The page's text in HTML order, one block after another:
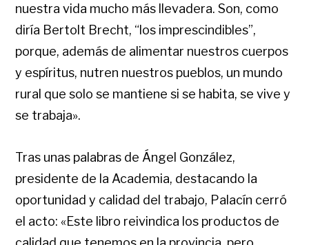
nuestra vida mucho más llevadera. Son, como
diría Bertolt Brecht, “los imprescindibles”,
porque, además de alimentar nuestros cuerpos
y espíritus, nutren nuestros pueblos, un mundo
rural que solo se mantiene si se habita, se vive y
se trabaja».
Tras unas palabras de Ángel González,
presidente de la Academia, destacando la
oportunidad y calidad del trabajo, Palacín cerró
el acto: «Este libro reivindica los productos de